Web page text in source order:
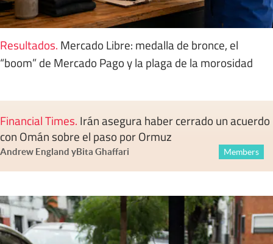
Resultados. Mercado Libre: medalla de bronce, el
“boom” de Mercado Pago y la plaga de la morosidad
Financial Times. Irán asegura haber cerrado un acuerdo
con Omán sobre el paso por Ormuz
Andrew England yBita Ghaffari Members